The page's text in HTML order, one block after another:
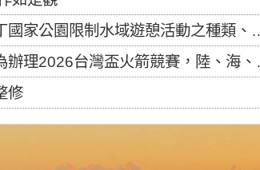
制水域遊憩活動之種類、範圍、時間及行為」，自即日生效。
盃火箭競賽，陸、海、空域警戒及協調相關事宜，因颱風備案事宜
修